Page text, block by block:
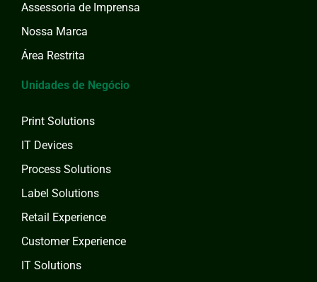
Assessoria de Imprensa
Nossa Marca
Área Restrita
Unidades de Negócio
Print Solutions
IT Devices
Process Solutions
Label Solutions
Retail Experience
Customer Experience
IT Solutions